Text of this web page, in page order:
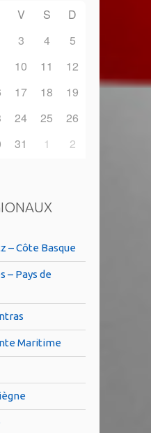
V S
D
3 4
5
10 11
12
17 18
19
24 25
26
31 1 2
– Côte Basque
– Pays de
Maritime